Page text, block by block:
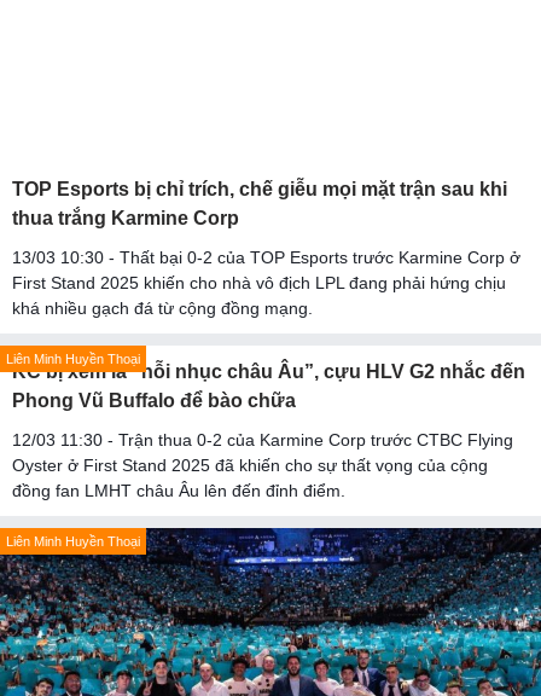
TOP Esports bị chỉ trích, chế giễu mọi mặt trận sau khi
thua trắng Karmine Corp
13/03 10:30 - Thất bại 0-2 của TOP Esports trước Karmine Corp ở
First Stand 2025 khiến cho nhà vô địch LPL đang phải hứng chịu
khá nhiều gạch đá từ cộng đồng mạng.
Liên Minh Huyền Thoại
KC bị xem là “nỗi nhục châu Âu”, cựu HLV G2 nhắc đến
Phong Vũ Buffalo để bào chữa
12/03 11:30 - Trận thua 0-2 của Karmine Corp trước CTBC Flying
Oyster ở First Stand 2025 đã khiến cho sự thất vọng của cộng
đồng fan LMHT châu Âu lên đến đỉnh điểm.
Liên Minh Huyền Thoại